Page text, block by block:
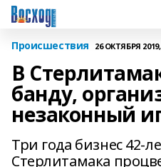
Происшествия 26 ОКТЯБРЯ 2019,
В
банду,
незаконный
Три года бизнес 42-
Стерлитамака